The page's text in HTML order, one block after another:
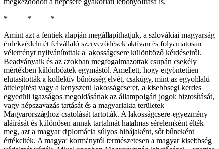
* * *
Amint azt a fentiek alapján megállapíthatjuk, a szlovákiai magyarság
érdekvédelmét felvállaló szerveződések aktívan és folyamatosan
véleményt nyilvánítottak a lakosságcsere különböző kérdéseiről.
Beadványaik és az azokban megfogalmazottak csupán csekély
mértékben különböztek egymástól. Amellett, hogy egyöntetűen
elutasították a kollektív bűnösség elvét, csakúgy, mint az egyoldalú
áttelepítést vagy a kényszerű lakosságcserét, a kisebbségi kérdés
egyedüli igazságos megoldásának az állampolgári jogok biztosítását,
vagy népszavazás tartását és a magyarlakta területek
Magyarországhoz csatolását tartották. A lakosságcsere-egyezmény
aláírását és különösen annak tartalmát hatalmas sérelemként élték
meg, azt a magyar diplomácia súlyos hibájaként, sőt bűneként
értékelték. A magyar kormánytól természetesen a magyar kisebbség